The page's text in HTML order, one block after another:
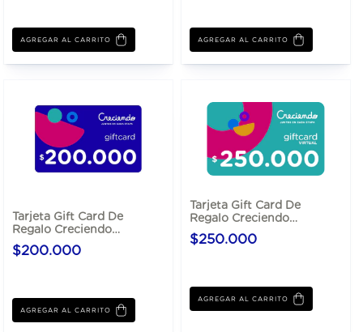
Tarjeta Gift Card De
Regalo Creciendo
$200.000
$200.000
Tarjeta Gift Card De
Regalo Creciendo
$250.000
$250.000